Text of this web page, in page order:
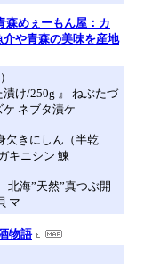
森めぇーもん屋：カ
や青森の美味を産地
け/250g 』 ねぶたづ
ネブタ漬ケ
欠きにしん（半乾
キニシン 鰊
北海”天然”真つぶ開
マ
物語